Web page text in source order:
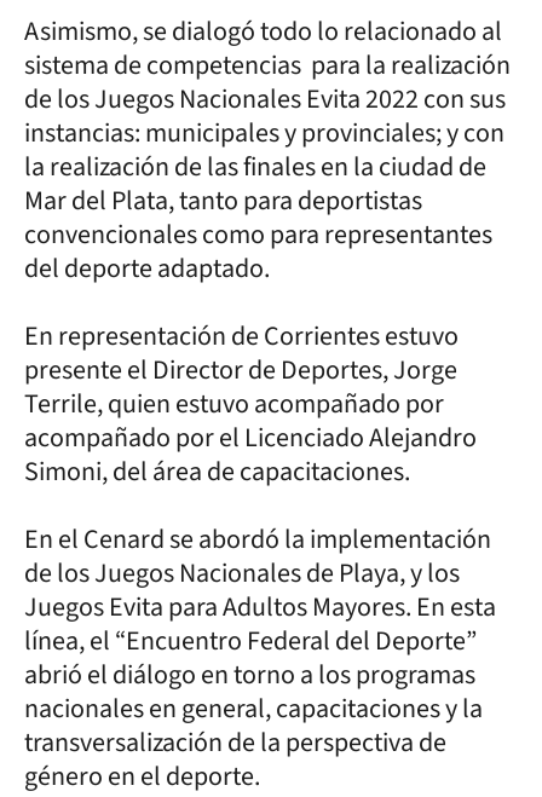
Asimismo, se dialogó todo lo relacionado al
sistema de competencias para la realización
de los Juegos Nacionales Evita 2022 con sus
instancias: municipales y provinciales; y con
la realización de las finales en la ciudad de
Mar del Plata, tanto para deportistas
convencionales como para representantes
del deporte adaptado.
En representación de Corrientes estuvo
presente el Director de Deportes, Jorge
Terrile, quien estuvo acompañado por
acompañado por el Licenciado Alejandro
Simoni, del área de capacitaciones.
En el Cenard se abordó la implementación
de los Juegos Nacionales de Playa, y los
Juegos Evita para Adultos Mayores. En esta
línea, el “Encuentro Federal del Deporte”
abrió el diálogo en torno a los programas
nacionales en general, capacitaciones y la
transversalización de la perspectiva de
género en el deporte.